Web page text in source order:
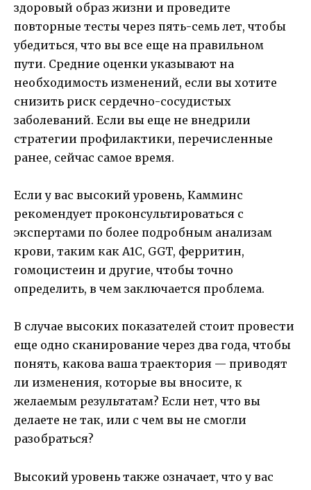
здоровый образ жизни и проведите
повторные тесты через пять-семь лет, чтобы
убедиться, что вы все еще на правильном
пути. Средние оценки указывают на
необходимость изменений, если вы хотите
снизить риск сердечно-сосудистых
заболеваний. Если вы еще не внедрили
стратегии профилактики, перечисленные
ранее, сейчас самое время.
Если у вас высокий уровень, Камминс
рекомендует проконсультироваться с
экспертами по более подробным анализам
крови, таким как A1C, GGT, ферритин,
гомоцистеин и другие, чтобы точно
определить, в чем заключается проблема.
В случае высоких показателей стоит провести
еще одно сканирование через два года, чтобы
понять, какова ваша траектория — приводят
ли изменения, которые вы вносите, к
желаемым результатам? Если нет, что вы
делаете не так, или с чем вы не смогли
разобраться?
Высокий уровень также означает, что у вас